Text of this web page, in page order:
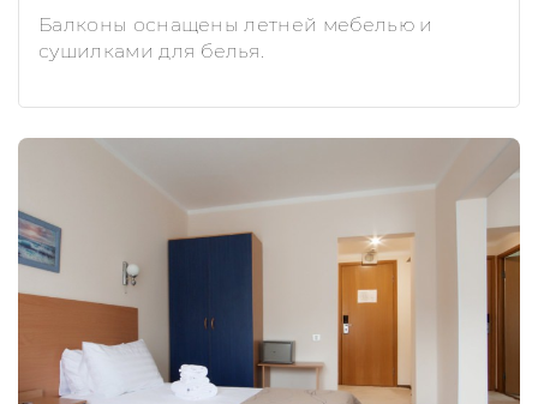
Балконы оснащены летней мебелью и
сушилками для белья.